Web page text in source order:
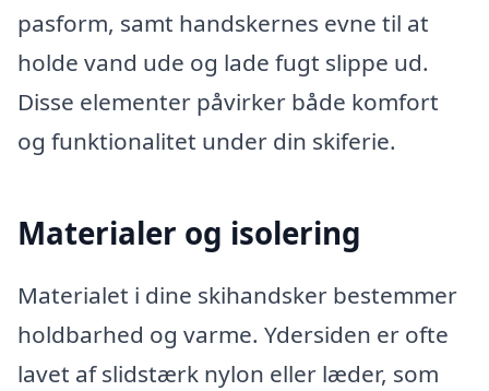
pasform, samt handskernes evne til at
holde vand ude og lade fugt slippe ud.
Disse elementer påvirker både komfort
og funktionalitet under din skiferie.
Materialer og isolering
Materialet i dine skihandsker bestemmer
holdbarhed og varme. Ydersiden er ofte
lavet af slidstærk nylon eller læder, som